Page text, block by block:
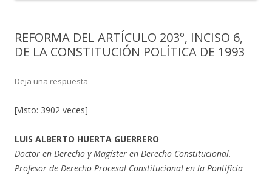
REFORMA DEL ARTÍCULO 203º, INCISO 6,
DE LA CONSTITUCIÓN POLÍTICA DE 1993
Deja una respuesta
[Visto: 3902 veces]
LUIS ALBERTO HUERTA GUERRERO
Doctor en Derecho y Magíster en Derecho Constitucional.
Profesor de Derecho Procesal Constitucional en la Pontificia